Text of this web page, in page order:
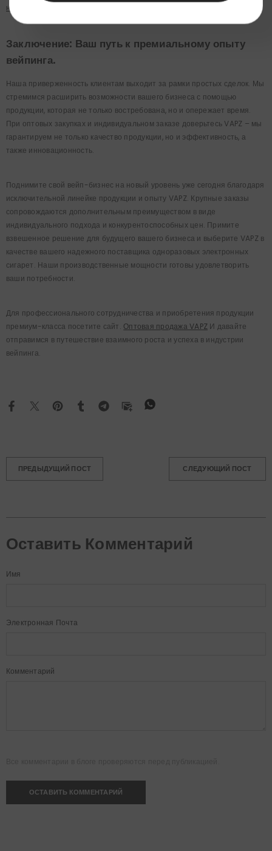
нас
Заключение: Ваш путь к премиальному опыту
вейпинга.
Наша приверженность клиентам выходит за рамки простых сделок. Мы
стремимся расширить возможности вашего бизнеса с помощью
продукции, которая не только востребована, но и опережает время.
При оптовых закупках и индивидуальном заказе доверьтесь VAPZ – мы
гарантируем не только качество продукции, но и эффективность, а
также инновационность.
Поднимите свой вейп-бизнес на новый уровень уже сегодня благодаря
исключительной линейке продукции и опыту VAPZ. Крупные заказы
сопровождаются дополнительным преимуществом в виде
индивидуального подхода и конкурентоспособных цен. Примите
взвешенное решение для будущего вашего бизнеса и выберите VAPZ в
качестве вашего надежного поставщика одноразовых электронных
сигарет. Наши производственные мощности готовы удовлетворить
ваши потребности.
Для профессионального сотрудничества и приобретения продукции
премиум-класса посетите сайт. Оптовая продажа VAPZ И давайте
отправимся в путешествие взаимного роста и успеха в индустрии
вейпинга.
ПРЕДЫДУЩИЙ ПОСТ СЛЕДУЮЩИЙ ПОСТ
Оставить Комментарий
Имя
Электронная Почта
Комментарий